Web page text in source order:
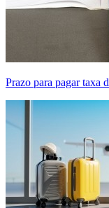
Prazo para pagar taxa